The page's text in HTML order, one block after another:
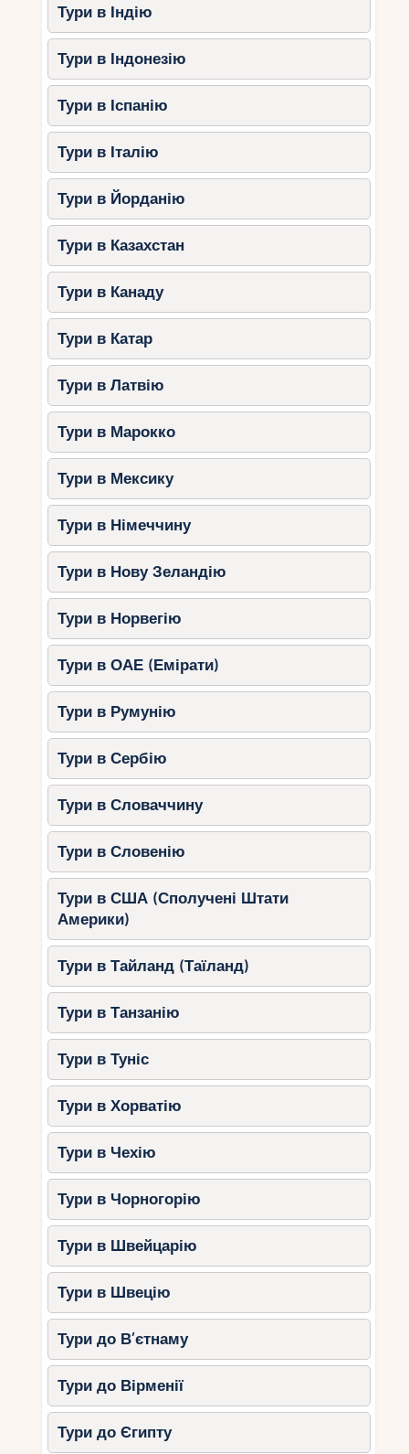
Тури в Індію
Тури в Індонезію
Тури в Іспанію
Тури в Італію
Тури в Йорданію
Тури в Казахстан
Тури в Канаду
Тури в Катар
Тури в Латвію
Тури в Марокко
Тури в Мексику
Тури в Німеччину
Тури в Нову Зеландію
Тури в Норвегію
Тури в ОАЕ (Емірати)
Тури в Румунію
Тури в Сербію
Тури в Словаччину
Тури в Словенію
Тури в США (Сполучені Штати
Америки)
Тури в Тайланд (Таїланд)
Тури в Танзанію
Тури в Туніс
Тури в Хорватію
Тури в Чехію
Тури в Чорногорію
Тури в Швейцарію
Тури в Швецію
Тури до В’єтнаму
Тури до Вірменії
Тури до Єгипту